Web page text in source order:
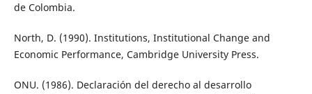
de Colombia.
North, D. (1990). Institutions, Institutional Change and
Economic Performance, Cambridge University Press.
ONU. (1986). Declaración del derecho al desarrollo